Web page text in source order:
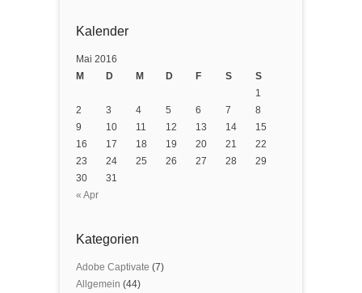
Kalender
Mai 2016
M
D M D F S S
« Apr
1
2
3 4 5 6 7
8
9
10 11 12 13 14
15
16
17 18 19 20 21
22
23
24 25 26 27 28
29
30
31
Kategorien
Adobe Captivate (7)
Allgemein (44)